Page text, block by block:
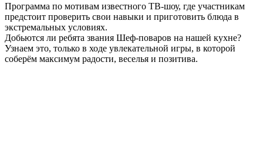
Программа по мотивам известного ТВ-шоу, где участникам
предстоит проверить свои навыки и приготовить блюда в
экстремальных условиях.
Добьются ли ребята звания Шеф-поваров на нашей кухне?
Узнаем это, только в ходе увлекательной игры, в которой
соберём максимум радости, веселья и позитива.